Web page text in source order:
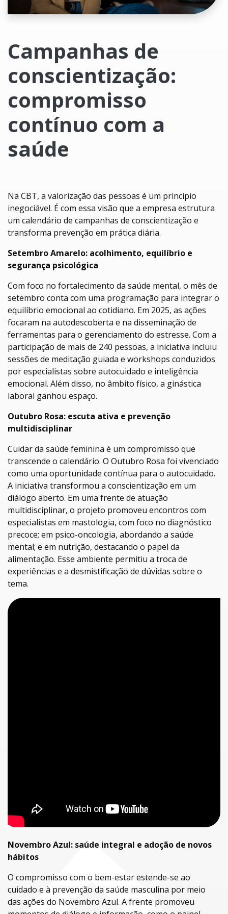
Campanhas de
conscientização:
compromisso
contínuo com a
saúde
Na CBT, a valorização das pessoas é um princípio
inegociável. É com essa visão que a empresa estrutura
um calendário de campanhas de conscientização e
transforma prevenção em prática diária.
Setembro Amarelo: acolhimento, equilíbrio e
segurança psicológica
Com foco no fortalecimento da saúde mental, o mês de
setembro conta com uma programação para integrar o
equilíbrio emocional ao cotidiano. Em 2025, as ações
focaram na autodescoberta e na disseminação de
ferramentas para o gerenciamento do estresse. Com a
participação de mais de 240 pessoas, a iniciativa incluiu
sessões de meditação guiada e workshops conduzidos
por especialistas sobre autocuidado e inteligência
emocional. Além disso, no âmbito físico, a ginástica
laboral ganhou espaço.
Outubro Rosa: escuta ativa e prevenção
multidisciplinar
Cuidar da saúde feminina é um compromisso que
transcende o calendário. O Outubro Rosa foi vivenciado
como uma oportunidade contínua para o autocuidado.
A iniciativa transformou a conscientização em um
diálogo aberto. Em uma frente de atuação
multidisciplinar, o projeto promoveu encontros com
especialistas em mastologia, com foco no diagnóstico
precoce; em psico-oncologia, abordando a saúde
mental; e em nutrição, destacando o papel da
alimentação. Esse ambiente permitiu a troca de
experiências e a desmistificação de dúvidas sobre o
tema.
Novembro Azul: saúde integral e adoção de novos
hábitos
O compromisso com o bem-estar estende-se ao
cuidado e à prevenção da saúde masculina por meio
das ações do Novembro Azul. A frente promoveu